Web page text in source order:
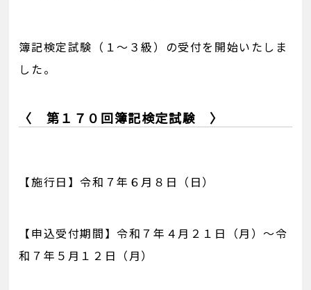
簿記検定試験（１～３級）の受付を開始いたしま
した。
〈 第１７０回簿記検定試験 〉
【施行日】令和７年６月８日（日）
【申込受付期間】令和７年４月２１日（月）～令
和７年５月１２日（月）